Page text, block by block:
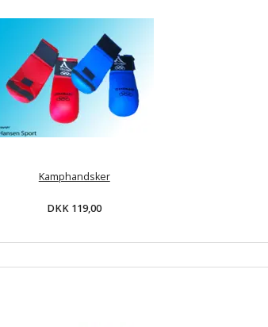
Kamphandsker
DKK 119,00